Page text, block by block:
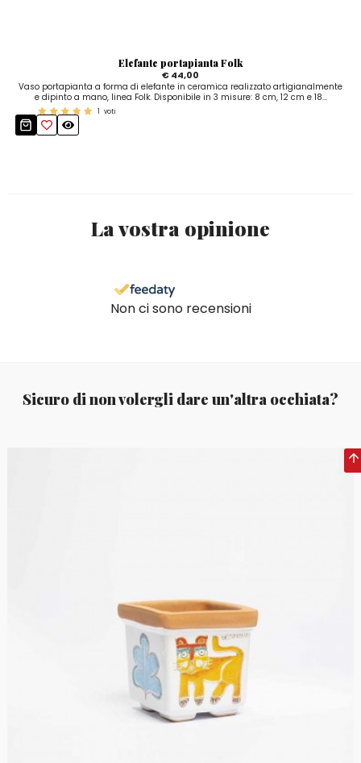
Elefante portapianta Folk
€ 44,00
Vaso portapianta a forma di elefante in ceramica realizzato artigianalmente
e dipinto a mano, linea Folk. Disponibile in 3 misure: 8 cm, 12 cm e 18...
1 voti
La vostra opinione
Non ci sono recensioni
Sicuro di non volergli dare un'altra occhiata?